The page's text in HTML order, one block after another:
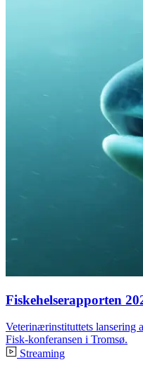
Fiskehelserapporten
Veterinærinstituttets lansering
Fisk-konferansen i Tromsø.
Streaming